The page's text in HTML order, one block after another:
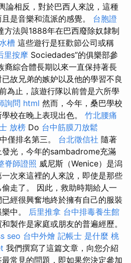
論相反，對於巴西人來說，這種
是音樂和流派的感覺。 台胞證
方法與1888年在巴西廢除奴隸制
槽 這些遊行是狂歡節公司或稱
里按摩 Sociedades”的俱樂部參
裔綜合體長期以來一直保持著長
故兄弟的嫉妒以及他的學習不良
為止，該遊行隊以前曾是六所學
詢問 html 然而，今年，桑巴學校
校在晚上表現出色。 竹北腰痛
放榜 Do 台中筋膜刀放鬆
僅排名第三。 台北徵信社 隨著
光，今年的sambadrome充滿
脊師證照 威尼斯（Wenice）是潟
次來這裡的人來說，即使是那些
走了。 因此，救助時期給人一
經很興奮地終於擁有自己的服裝
中。 后里推拿 台中排毒養生館
製作是家庭或朋友的普遍經歷。
seo 台中外燴 記帳士 是什麼 桃
我們撰寫了這篇文章，向您介紹
常見的問題，即如果您決定參加